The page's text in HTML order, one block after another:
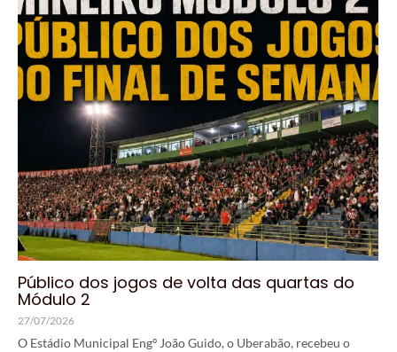
Público dos jogos de volta das quartas do
Módulo 2
27/07/2026
O Estádio Municipal Engº João Guido, o Uberabão, recebeu o